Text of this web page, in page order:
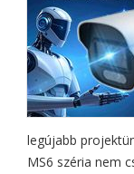
legújabb
MS6 széria nem